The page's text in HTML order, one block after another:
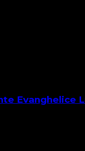
Evanghelice